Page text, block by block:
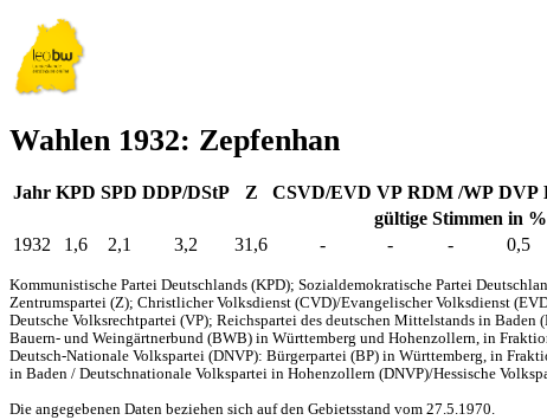
Wahlen 1932: Zepfenhan
Jahr KPD SPD DDP/DStP Z CSVD/EVD VP RDM /WP DVP
gültige Stimmen in %
1932
1,6 2,1 3,2 31,6 - - - 0,5
Kommunistische Partei Deutschlands (KPD); Sozialdemokratische Partei
Zentrumspartei (Z); Christlicher Volksdienst (CVD)/Evangelischer Volksdienst
Deutsche Volksrechtpartei (VP); Reichspartei des deutschen Mittelstands in
Bauern- und Weingärtnerbund (BWB) in Württemberg und Hohenzollern, in
Deutsch-Nationale Volkspartei (DNVP): Bürgerpartei (BP) in Württemberg, in
in Baden / Deutschnationale Volkspartei in Hohenzollern (DNVP)/Hessische
Die angegebenen Daten beziehen sich auf den Gebietsstand vom 27.5.1970.